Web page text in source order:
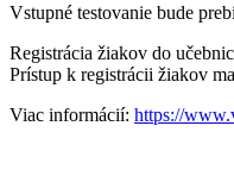
Vstupné testovanie bude
Registrácia žiakov do
Prístup k registrácii žiakov
Viac informácií: https://